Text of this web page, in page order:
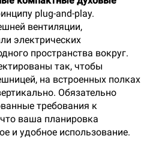
plug-and-play.
вентиляции,
электрических
пространства вокруг.
так, чтобы
на встроенных полках
Обязательно
требования к
ваша планировка
и удобное использование.